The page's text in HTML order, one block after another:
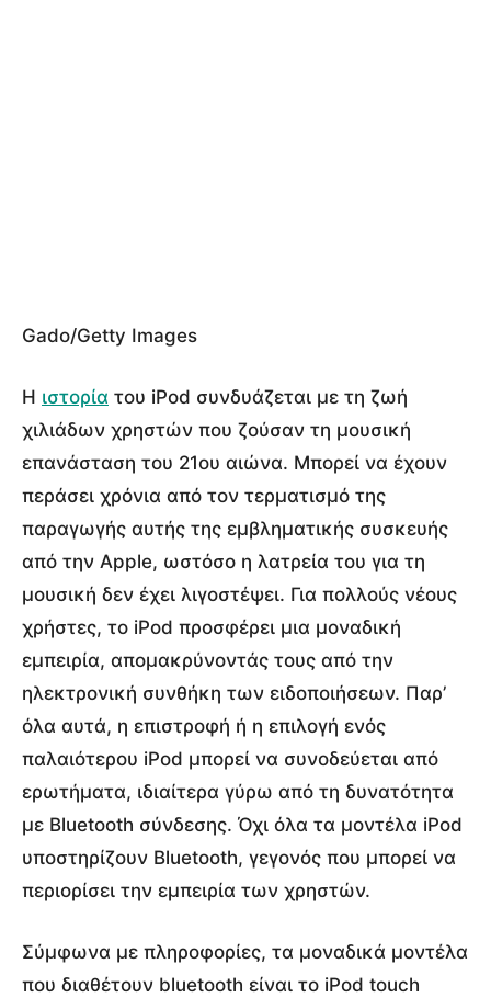
Gado/Getty Images
Η ιστορία του iPod συνδυάζεται με τη ζωή
χιλιάδων χρηστών που ζούσαν τη μουσική
επανάσταση του 21ου αιώνα. Μπορεί να έχουν
περάσει χρόνια από τον τερματισμό της
παραγωγής αυτής της εμβληματικής συσκευής
από την Apple, ωστόσο η λατρεία του για τη
μουσική δεν έχει λιγοστέψει. Για πολλούς νέους
χρήστες, το iPod προσφέρει μια μοναδική
εμπειρία, απομακρύνοντάς τους από την
ηλεκτρονική συνθήκη των ειδοποιήσεων. Παρ’
όλα αυτά, η επιστροφή ή η επιλογή ενός
παλαιότερου iPod μπορεί να συνοδεύεται από
ερωτήματα, ιδιαίτερα γύρω από τη δυνατότητα
με Bluetooth σύνδεσης. Όχι όλα τα μοντέλα iPod
υποστηρίζουν Bluetooth, γεγονός που μπορεί να
περιορίσει την εμπειρία των χρηστών.
Σύμφωνα με πληροφορίες, τα μοναδικά μοντέλα
που διαθέτουν bluetooth είναι το iPod touch